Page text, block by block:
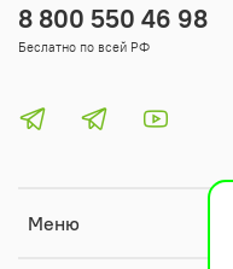
Меню
8 800 550 46 98
Беслатно по всей РФ